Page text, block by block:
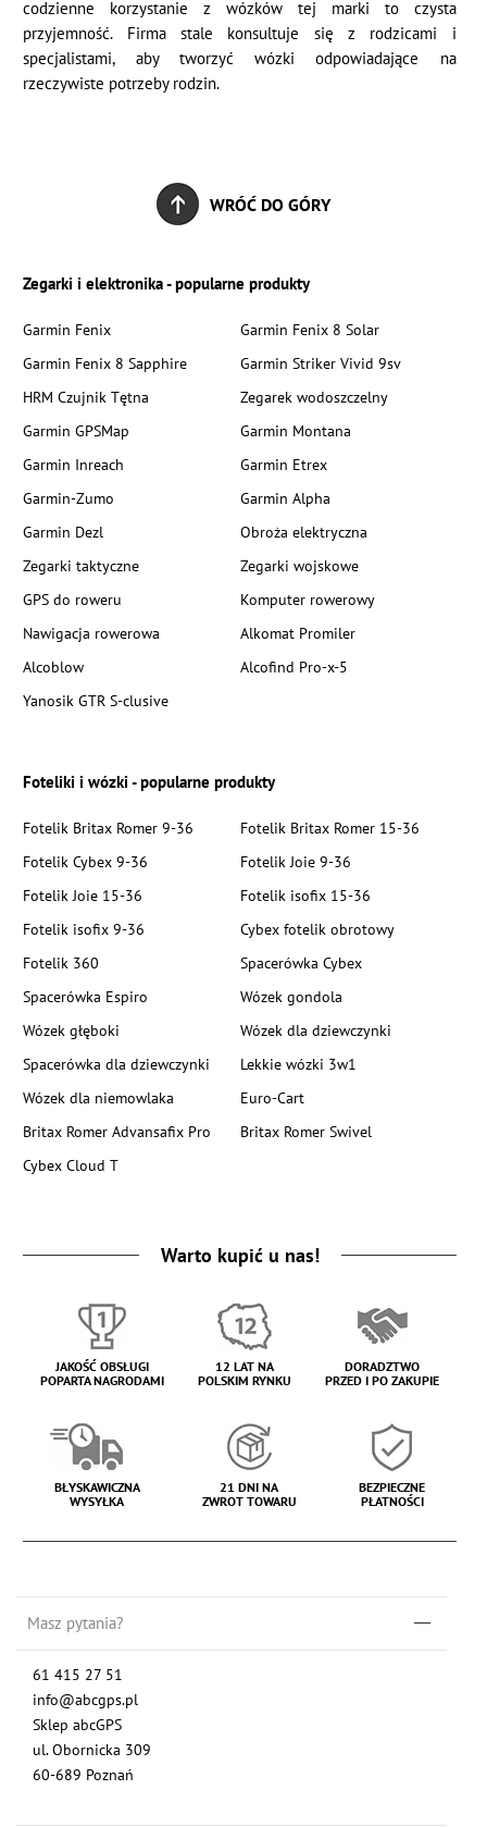
codzienne korzystanie z wózków tej marki to czysta
przyjemność. Firma stale konsultuje się z rodzicami i
specjalistami, aby tworzyć wózki odpowiadające na
rzeczywiste potrzeby rodzin.
WRÓĆ DO GÓRY
Zegarki i elektronika - popularne produkty
Garmin Fenix
Garmin Fenix 8 Solar
Garmin Fenix 8 Sapphire
Garmin Striker Vivid 9sv
HRM Czujnik Tętna
Zegarek wodoszczelny
Garmin GPSMap
Garmin Montana
Garmin Inreach
Garmin Etrex
Garmin-Zumo
Garmin Alpha
Garmin Dezl
Obroża elektryczna
Zegarki taktyczne
Zegarki wojskowe
GPS do roweru
Komputer rowerowy
Nawigacja rowerowa
Alkomat Promiler
Alcoblow
Alcofind Pro-x-5
Yanosik GTR S-clusive
Foteliki i wózki - popularne produkty
Fotelik Britax Romer 9-36
Fotelik Britax Romer 15-36
Fotelik Cybex 9-36
Fotelik Joie 9-36
Fotelik Joie 15-36
Fotelik isofix 15-36
Fotelik isofix 9-36
Cybex fotelik obrotowy
Fotelik 360
Spacerówka Cybex
Spacerówka Espiro
Wózek gondola
Wózek głęboki
Wózek dla dziewczynki
Spacerówka dla dziewczynki
Lekkie wózki 3w1
Wózek dla niemowlaka
Euro-Cart
Britax Romer Advansafix Pro
Britax Romer Swivel
Cybex Cloud T
Warto kupić u nas!
JAKOŚĆ OBSŁUGI
POPARTA NAGRODAMI
12 LAT NA
POLSKIM RYNKU
DORADZTWO
PRZED I PO ZAKUPIE
BŁYSKAWICZNA
WYSYŁKA
21 DNI NA
ZWROT TOWARU
BEZPIECZNE
PŁATNOŚCI
Masz pytania?
61 415 27 51
info@abcgps.pl
Sklep abcGPS
ul. Obornicka 309
60-689 Poznań